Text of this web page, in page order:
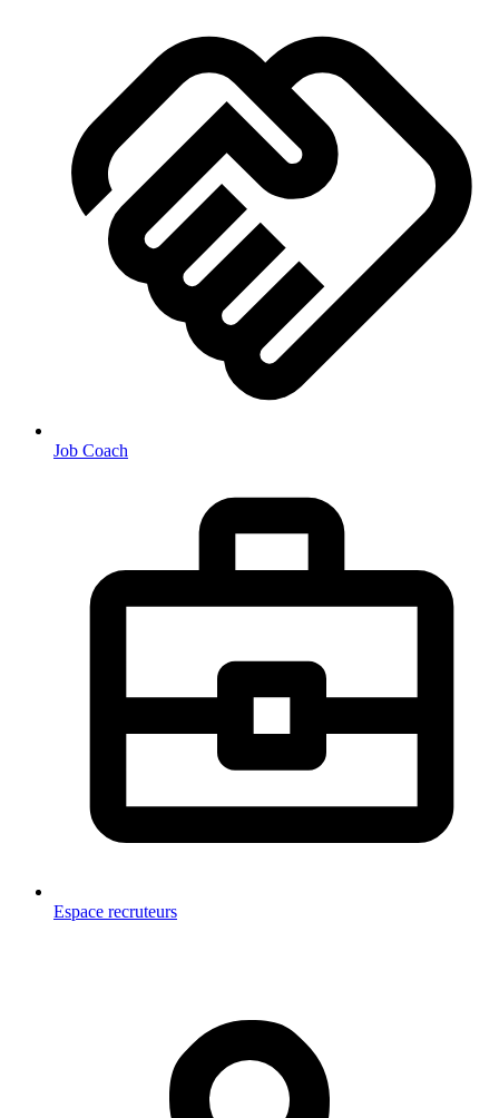
Job Coach
Espace recruteurs